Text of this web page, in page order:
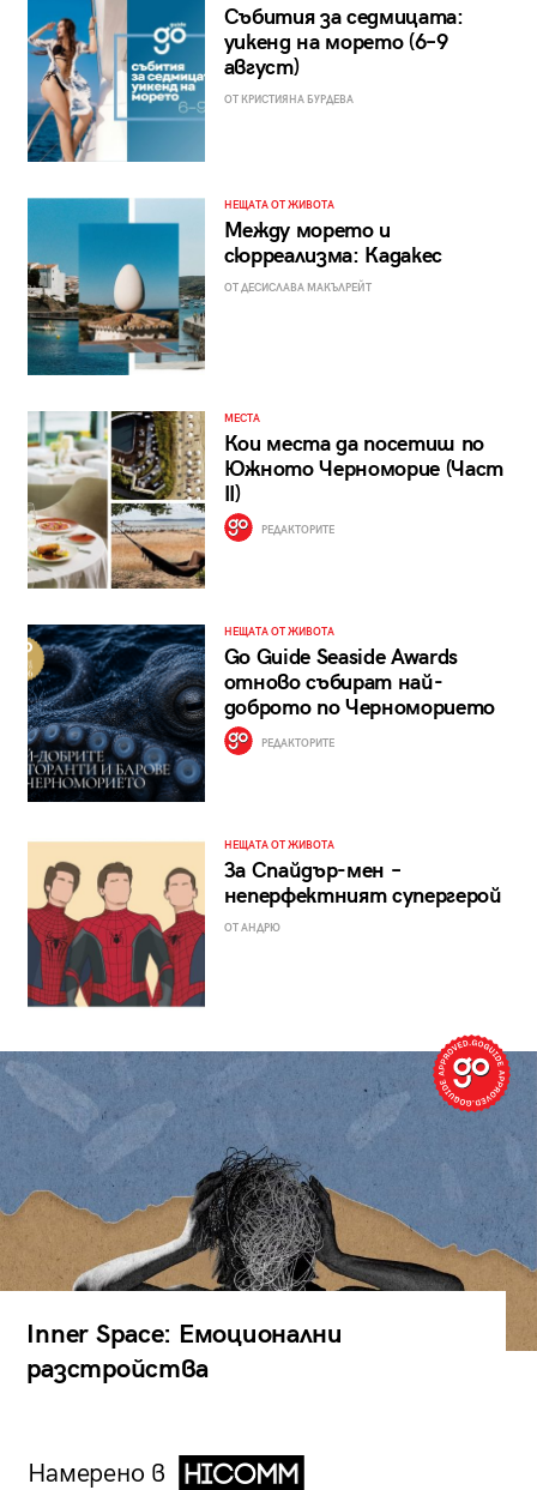
Събития за седмицата:
уикенд на морето (6–9
август)
ОТ КРИСТИЯНА БУРДЕВА
НЕЩАТА ОТ ЖИВОТА
Между морето и
сюрреализма: Кадакес
ОТ ДЕСИСЛАВА МАКЪЛРЕЙТ
МЕСТА
Кои места да посетиш по
Южното Черноморие (Част
II)
РЕДАКТОРИТЕ
НЕЩАТА ОТ ЖИВОТА
Go Guide Seaside Awards
отново събират най-
доброто по Черноморието
РЕДАКТОРИТЕ
НЕЩАТА ОТ ЖИВОТА
За Спайдър-мен –
неперфектният супергерой
ОТ АНДРЮ
Inner Space: Емоционални
разстройства
Намерено в